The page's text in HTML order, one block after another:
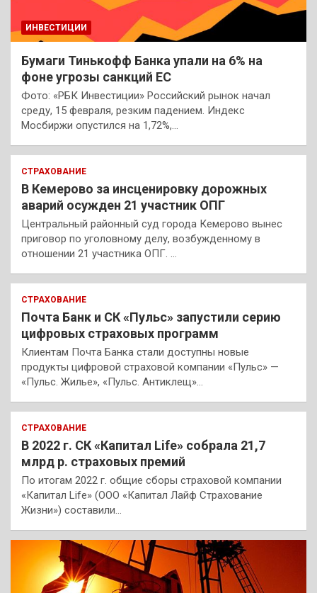
ИНВЕСТИЦИИ
Бумаги Тинькофф Банка упали на 6% на
фоне угрозы санкций ЕС
Фото: «РБК Инвестиции» Российский рынок начал
среду, 15 февраля, резким падением. Индекс
Мосбиржи опустился на 1,72%,…
СТРАХОВАНИЕ
В Кемерово за инсценировку дорожных
аварий осужден 21 участник ОПГ
Центральный районный суд города Кемерово вынес
приговор по уголовному делу, возбужденному в
отношении 21 участника ОПГ. …
СТРАХОВАНИЕ
Почта Банк и СК «Пульс» запустили серию
цифровых страховых программ
Клиентам Почта Банка стали доступны новые
продукты цифровой страховой компании «Пульс» —
«Пульс. Жилье», «Пульс. Антиклещ»…
СТРАХОВАНИЕ
В 2022 г. СК «Капитал Life» собрала 21,7
млрд р. страховых премий
По итогам 2022 г. общие сборы страховой компании
«Капитал Life» (ООО «Капитал Лайф Страхование
Жизни») составили…